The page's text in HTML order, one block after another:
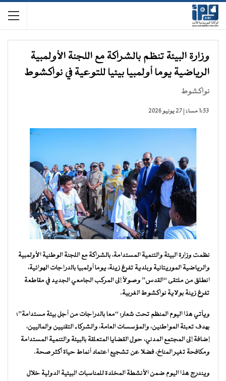
وزارة البيئة تنظم بالشراكة مع اللجنة الأولمبية
الرياضية يوما أولمبيا بيئيا للتوعية في نواكشوط
نواكشوط
1:53 مساءً | 27 يونيو 2026
نظمت وزارة البيئة والتنمية المستدامة، بالشراكة مع اللجنة الوطنية الأولمبية
والرياضية الموريتانية وبلدية تفرغ زينة، يوما أولمبيا بالدراجات الهوائية،
انطلق من ملتقى “القدس” وصولاً إلى المركب الجامعي الجديد في مقاطعة
تفرغ زينة بولاية نواكشوط الغربية.
ويأتي هذا اليوم المنظم تحت شعار: “معا بالدراجات من أجل بيئة مستدامة”؛
بهدف تعبئة المواطنين، والمؤسسات العامة، والشركاء التقنيين والماليين،
إضافة إلى المجتمع المدني، حول القضايا المتعلقة بالبيئة والتنمية المستدامة
ومكافحة تغير المناخ، فضلا عن تشجيع اعتماد أنماط حياة أكثر صحة.
ويندرج هذا اليوم ضمن الأنشطة المخلدة للمناسبات البيئية الدولية خلال